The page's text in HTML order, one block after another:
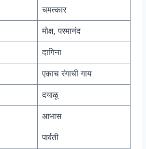
चमत्कार
मोक्ष, परमानंद
दागिना
एकाच रंगाची गाय
दयाळू
आभास
पार्वती